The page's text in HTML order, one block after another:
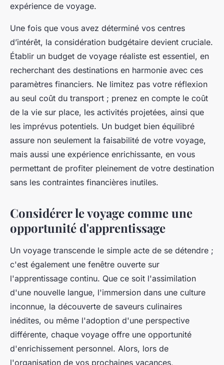
expérience de voyage.
Une fois que vous avez déterminé vos centres
d’intérêt, la considération budgétaire devient cruciale.
Établir un budget de voyage réaliste est essentiel, en
recherchant des destinations en harmonie avec ces
paramètres financiers. Ne limitez pas votre réflexion
au seul coût du transport ; prenez en compte le coût
de la vie sur place, les activités projetées, ainsi que
les imprévus potentiels. Un budget bien équilibré
assure non seulement la faisabilité de votre voyage,
mais aussi une expérience enrichissante, en vous
permettant de profiter pleinement de votre destination
sans les contraintes financières inutiles.
Considérer le voyage comme une
opportunité d'apprentissage
Un voyage transcende le simple acte de se détendre ;
c'est également une fenêtre ouverte sur
l'apprentissage continu. Que ce soit l'assimilation
d'une nouvelle langue, l'immersion dans une culture
inconnue, la découverte de saveurs culinaires
inédites, ou même l'adoption d'une perspective
différente, chaque voyage offre une opportunité
d'enrichissement personnel. Alors, lors de
l'organisation de vos prochaines vacances,